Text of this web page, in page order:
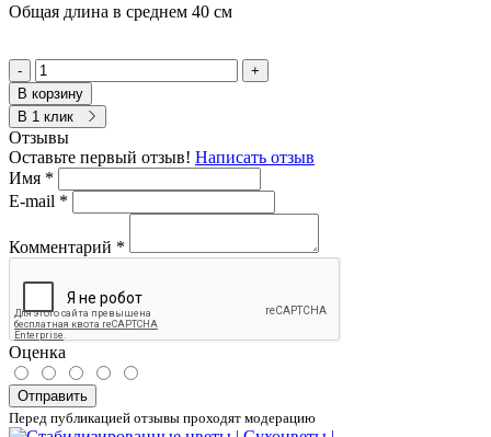
Общая длина в среднем 40 см
-
+
В корзину
В 1 клик
Отзывы
Оставьте первый отзыв! Написать отзыв
Имя *
E-mail *
Комментарий *
Оценка
Отправить
Перед публикацией отзывы проходят модерацию